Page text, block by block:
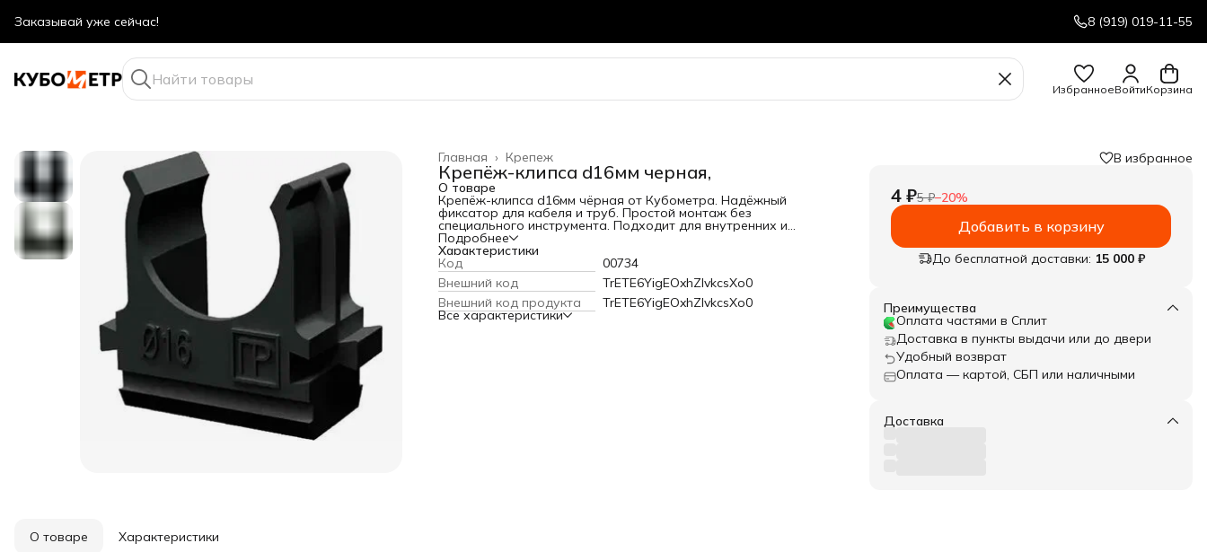
Оптовые цены даже для физ. лиц 8 (919) 019-11-55
ИзбранноеВойтиКорзина
Крепеж
Главная ›
Крепёж-клипса d16мм черная,
О товаре
Крепёж-клипса d16мм чёрная от Кубометра. Надёжный
фиксатор для кабеля и труб. Простой монтаж без
специального инструмента. Подходит для внутренних и
наружных работ. Закажите с доставкой по Владимиру.
Подробнее
Характеристики
Код
00734
Внешний код
TrETE6YigEOxhZIvkcsXo0
Внешний код продукта
TrETE6YigEOxhZIvkcsXo0
Все характеристики
В избранное
4 ₽5 ₽−20%
Добавить в корзину
До бесплатной доставки: 15 000 ₽
Преимущества
Оплата частями в Сплит
Доставка в пункты выдачи или до двери
Удобный возврат
Оплата — картой, СБП или наличными
Доставка
О товаре Характеристики